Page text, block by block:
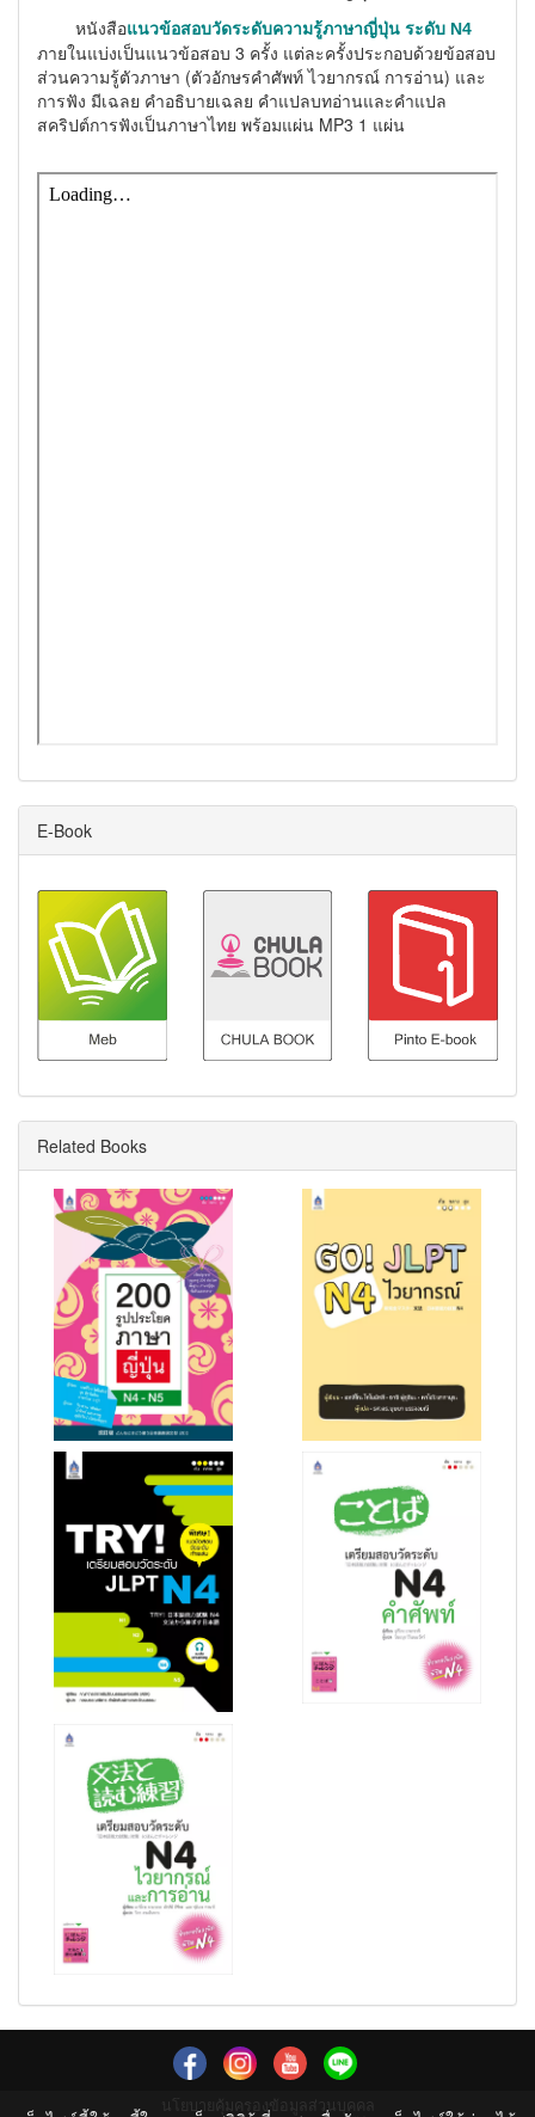
หนังสือแนวข้อสอบวัดระดับความรู้ภาษาญี่ปุ่น ระดับ N4
ภายในแบ่งเป็นแนวข้อสอบ 3 ครั้ง แต่ละครั้งประกอบด้วยข้อสอบ
ส่วนความรู้ตัวภาษา (ตัวอักษรคำศัพท์ ไวยากรณ์ การอ่าน) และ
การฟัง มีเฉลย คำอธิบายเฉลย คำแปลบทอ่านและคำแปล
สคริปต์การฟังเป็นภาษาไทย พร้อมแผ่น MP3 1 แผ่น
E-Book
Related Books
นโยบายคุ้มครองข้อมูลส่วนบุคคล